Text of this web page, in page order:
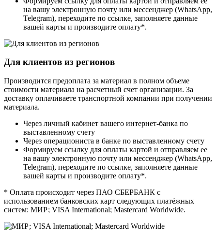
на вашу электронную почту или мессенджер (WhatsApp,
Telegram), переходите по ссылке, заполняете данные
вашей карты и производите оплату*.
Для клиентов из регионов
Производится предоплата за материал в полном объеме
стоимости материала на расчетный счет организации. За
доставку оплачиваете транспортной компании при получении
материала.
Через личный кабинет вашего интернет-банка по
выставленному счету
Через операциониста в банке по выставленному счету
Формируем ссылку для оплаты картой и отправляем ее
на вашу электронную почту или мессенджер (WhatsApp,
Telegram), переходите по ссылке, заполняете данные
вашей карты и производите оплату*.
* Оплата происходит через ПАО СБЕРБАНК с
использованием банковских карт следующих платёжных
систем: МИР; VISA International; Mastercard Worldwide.